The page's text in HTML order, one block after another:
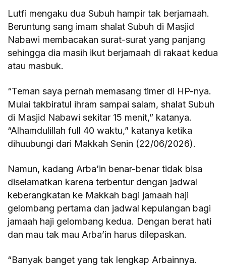
Lutfi mengaku dua Subuh hampir tak berjamaah.
Beruntung sang imam shalat Subuh di Masjid
Nabawi membacakan surat-surat yang panjang
sehingga dia masih ikut berjamaah di rakaat kedua
atau masbuk.
“Teman saya pernah memasang timer di HP-nya.
Mulai takbiratul ihram sampai salam, shalat Subuh
di Masjid Nabawi sekitar 15 menit,” katanya.
“Alhamdulillah full 40 waktu,” katanya ketika
dihuubungi dari Makkah Senin (22/06/2026).
Namun, kadang Arba’in benar-benar tidak bisa
diselamatkan karena terbentur dengan jadwal
keberangkatan ke Makkah bagi jamaah haji
gelombang pertama dan jadwal kepulangan bagi
jamaah haji gelombang kedua. Dengan berat hati
dan mau tak mau Arba’in harus dilepaskan.
“Banyak banget yang tak lengkap Arbainnya.